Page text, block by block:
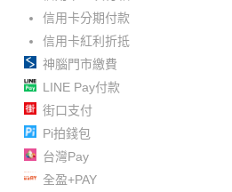
信用卡分期付款
信用卡紅利折抵
神腦門市繳費
LINE Pay付款
街口支付
Pi拍錢包
台灣Pay
全盈+PAY